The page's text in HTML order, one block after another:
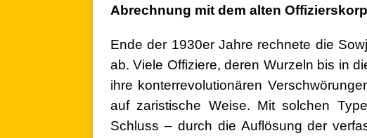
Abrechnung mit dem alten
Ende der 1930er Jahre rechnete die
ab. Viele Offiziere, deren Wurzeln bis in
ihre konterrevolutionären
auf zaristische Weise. Mit solchen
Schluss – durch die Auflösung der